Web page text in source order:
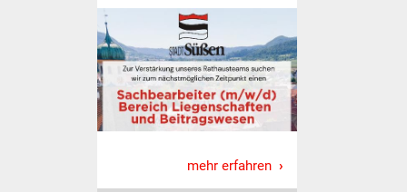
mehr erfahren